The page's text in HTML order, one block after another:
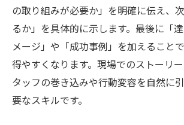
の取り組みが必要か」を明確に伝え、
るか」を具体的に示します。最後に「
メージ」や「成功事例」を加えること
得やすくなります。現場でのストーリ
タッフの巻き込みや行動変容を自然に
要なスキルです。